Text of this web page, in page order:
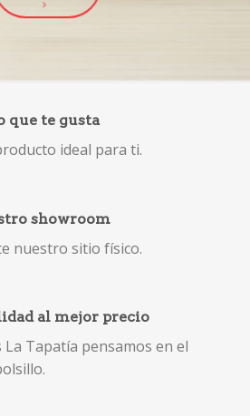
que te gusta
ideal para ti.
showroom
nuestro sitio físico.
al mejor precio
Tapatía pensamos en el